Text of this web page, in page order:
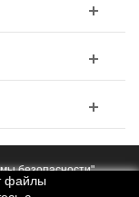
файлы
безопасности"